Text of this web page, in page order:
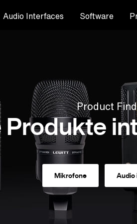
Audio Interfaces Software
Product
Mikrofone